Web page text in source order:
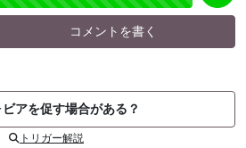
コメントを書く
ビアを促す場合がある？
トリガー解説